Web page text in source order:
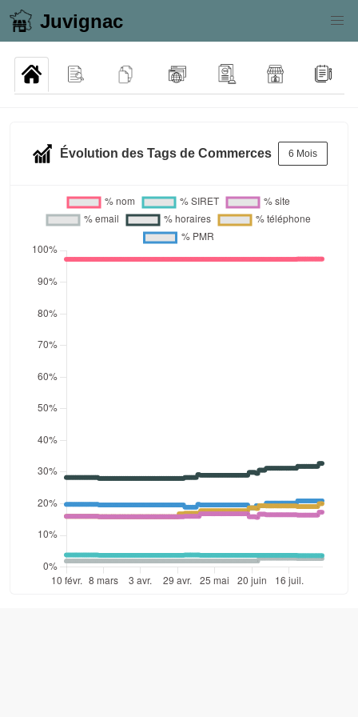
Juvignac
Évolution des Tags de Commerces 6 Mois